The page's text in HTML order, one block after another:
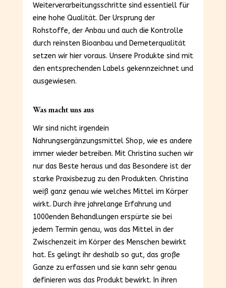
Weiterverarbeitungsschritte sind essentiell für
eine hohe Qualität. Der Ursprung der
Rohstoffe, der Anbau und auch die Kontrolle
durch reinsten Bioanbau und Demeterqualität
setzen wir hier voraus. Unsere Produkte sind mit
den entsprechenden Labels gekennzeichnet und
ausgewiesen.
Was macht uns aus
Wir sind nicht irgendein
Nahrungsergänzungsmittel Shop, wie es andere
immer wieder betreiben. Mit Christina suchen wir
nur das Beste heraus und das Besondere ist der
starke Praxisbezug zu den Produkten. Christina
weiß ganz genau wie welches Mittel im Körper
wirkt. Durch ihre jahrelange Erfahrung und
1000enden Behandlungen erspürte sie bei
jedem Termin genau, was das Mittel in der
Zwischenzeit im Körper des Menschen bewirkt
hat. Es gelingt ihr deshalb so gut, das große
Ganze zu erfassen und sie kann sehr genau
definieren was das Produkt bewirkt. In ihren